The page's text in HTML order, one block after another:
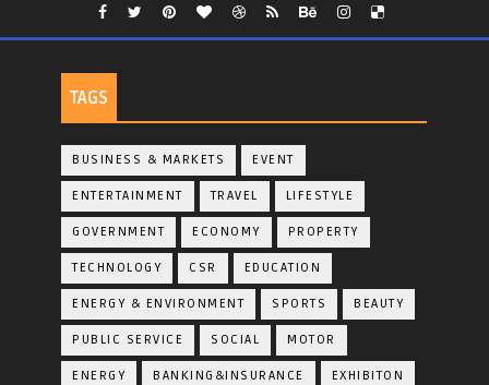
TAGS
BUSINESS & MARKETS EVENT
ENTERTAINMENT TRAVEL LIFESTYLE
GOVERNMENT ECONOMY PROPERTY
TECHNOLOGY CSR EDUCATION
ENERGY & ENVIRONMENT SPORTS BEAUTY
PUBLIC SERVICE SOCIAL MOTOR
ENERGY BANKING&INSURANCE EXHIBITON